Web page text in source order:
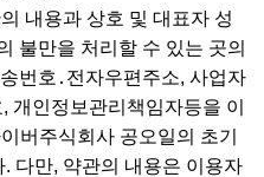
내용과 상호 및 대표자 성
불만을 처리할 수 있는 곳의
번호․전자우편주소, 사업자
개인정보관리책임자등을 이
버주식회사 공오일의 초기
다만, 약관의 내용은 이용자